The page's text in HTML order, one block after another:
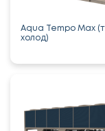
Aqua Tempo Max
холод)